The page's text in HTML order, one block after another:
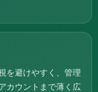
を避けやすく、管理
カウントまで薄く広